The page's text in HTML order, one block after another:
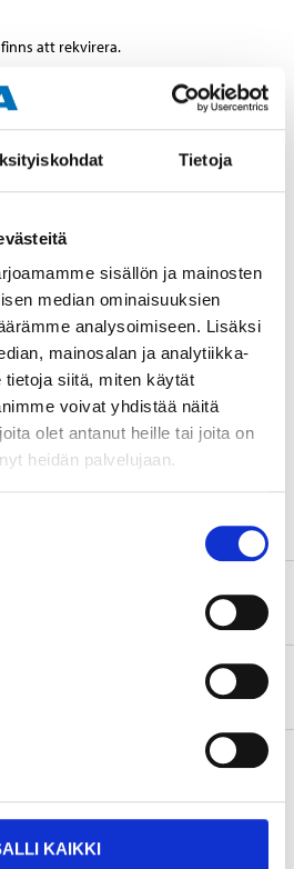
Tietoja
sisällön ja mainosten
median ominaisuuksien
analysoimiseen. Lisäksi
mainosalan ja analytiikka-
tietoja siitä, miten käytät
voivat yhdistää näitä
olet antanut heille tai joita on
heidän palvelujaan.
KAIKKI
att rekvirera.
420 ml
Litium
Gulbrun
2
>180 °C
210/17 mm²/s (40/100 °C,
basolja)
-20 – +120 °C
och övriga dokument
Köp & Hämta
ditt varuhus inom 2 timmar!